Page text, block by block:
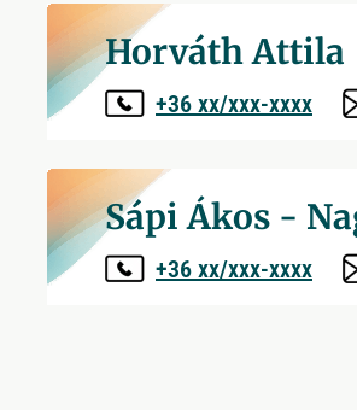
Horváth Attila
+36 xx/xxx-xxxx
Sápi Ákos -
+36 xx/xxx-xxxx